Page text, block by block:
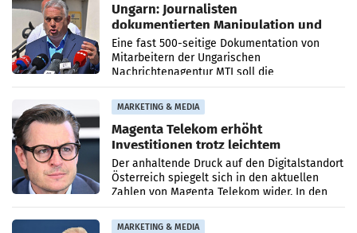
Ungarn: Journalisten
dokumentierten Manipulation und
Zensur
Eine fast 500-seitige Dokumentation von
Mitarbeitern der Ungarischen
Nachrichtenagentur MTI soll die
systematische Nachrichten-Manipulation und
Zensur bei der Agentur während der Zeit
MARKETING & MEDIA
Magenta Telekom erhöht
Investitionen trotz leichtem
Umsatzrückgang
Der anhaltende Druck auf den Digitalstandort
Österreich spiegelt sich in den aktuellen
Zahlen von Magenta Telekom wider. In den
ersten sechs Monaten des laufenden Jahres
verzeichnete
MARKETING & MEDIA